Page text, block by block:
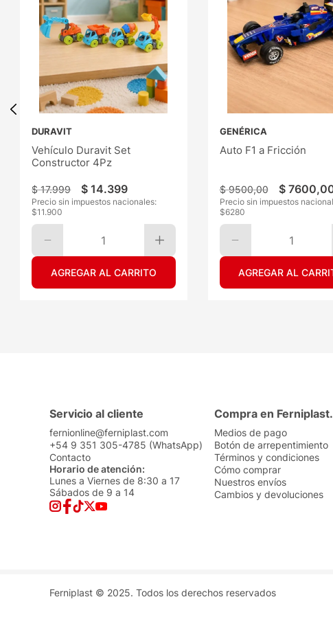
DURAVIT
Vehículo Duravit Set
Constructor 4Pz
$ 17.999 $ 14.399
Precio sin impuestos nacionales:
$11.900
1
AGREGAR AL CARRITO
GENÉRICA
Auto F1 a Fricción
$ 9500,00 $ 7600,
Precio sin impuestos
$6280
1
AGREGAR AL
Servicio al cliente
fernionline@ferniplast.com
+54 9 351 305-4785 (WhatsApp)
Contacto
Horario de atención:
Lunes a Viernes de 8:30 a 17
Sábados de 9 a 14
Compra en
Medios de pago
Botón de arrepentimiento
Términos y condiciones
Cómo comprar
Nuestros envíos
Cambios y devoluciones
Ferniplast © 2025. Todos los derechos reservados